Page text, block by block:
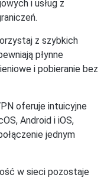
i usług z
z szybkich
płynne
i pobieranie bez
oferuje intuicyjne
Android i iOS,
jednym
w sieci pozostaje